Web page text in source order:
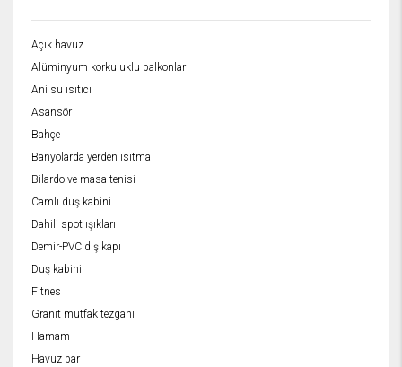
Açık havuz
Alüminyum korkuluklu balkonlar
Ani su ısıtıcı
Asansör
Bahçe
Banyolarda yerden ısıtma
Bilardo ve masa tenisi
Camlı duş kabini
Dahili spot ışıkları
Demir-PVC dış kapı
Duş kabini
Fitnes
Granit mutfak tezgahı
Hamam
Havuz bar